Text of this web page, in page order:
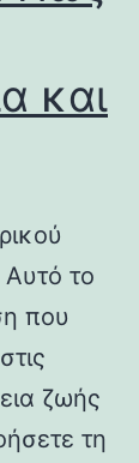
και
Αυτό το
που
ζωής
τη